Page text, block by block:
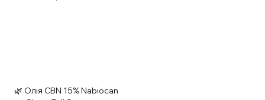
🌿 Олія CBN 15% Nabiocan